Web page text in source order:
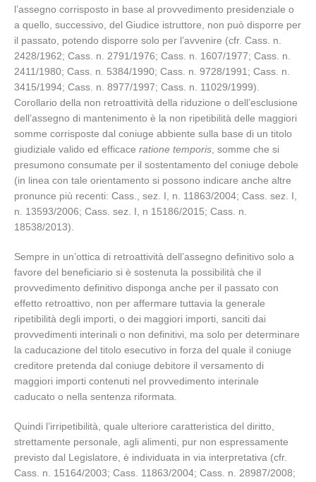
l’assegno corrisposto in base al provvedimento presidenziale o
a quello, successivo, del Giudice istruttore, non può disporre per
il passato, potendo disporre solo per l’avvenire (cfr. Cass. n.
2428/1962; Cass. n. 2791/1976; Cass. n. 1607/1977; Cass. n.
2411/1980; Cass. n. 5384/1990; Cass. n. 9728/1991; Cass. n.
3415/1994; Cass. n. 8977/1997; Cass. n. 11029/1999).
Corollario della non retroattività della riduzione o dell’esclusione
dell’assegno di mantenimento è la non ripetibilità delle maggiori
somme corrisposte dal coniuge abbiente sulla base di un titolo
giudiziale valido ed efficace ratione temporis , somme che si
presumono consumate per il sostentamento del coniuge debole
(in linea con tale orientamento si possono indicare anche altre
pronunce più recenti: Cass., sez. I, n. 11863/2004; Cass. sez. I,
n. 13593/2006; Cass. sez. I, n 15186/2015; Cass. n.
18538/2013).
Sempre in un’ottica di retroattività dell’assegno definitivo solo a
favore del beneficiario si è sostenuta la possibilità che il
provvedimento definitivo disponga anche per il passato con
effetto retroattivo, non per affermare tuttavia la generale
ripetibilità degli importi, o dei maggiori importi, sanciti dai
provvedimenti interinali o non definitivi, ma solo per determinare
la caducazione del titolo esecutivo in forza del quale il coniuge
creditore pretenda dal coniuge debitore il versamento di
maggiori importi contenuti nel provvedimento interinale
caducato o nella sentenza riformata.
Quindi l’irripetibilità, quale ulteriore caratteristica del diritto,
strettamente personale, agli alimenti, pur non espressamente
previsto dal Legislatore, è individuata in via interpretativa (cfr.
Cass. n. 15164/2003; Cass. 11863/2004; Cass. n. 28987/2008;